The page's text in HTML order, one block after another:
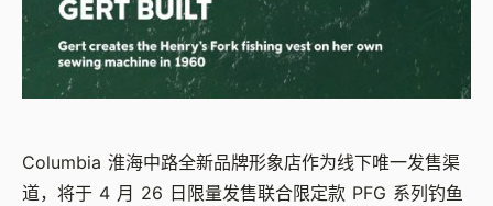
Columbia 淮海中路全新品牌形象店作为线下唯一发售渠
道，将于 4 月 26 日限量发售联合限定款 PFG 系列钓鱼